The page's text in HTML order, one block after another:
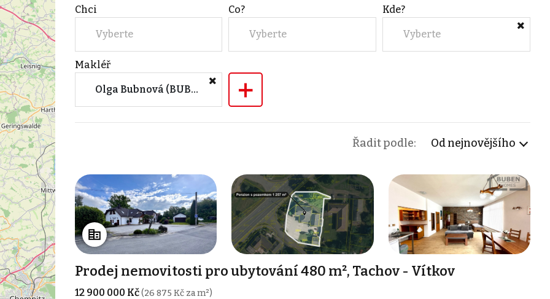
Chci
Vyberte
Co?
Vyberte
Kde?
Vyberte
Makléř
Olga Bubnová (BUBEN HOMES s.r.o.) +
Řadit podle: Od nejnovějšího
Prodej nemovitosti pro ubytování 480 m², Tachov - Vítkov
12 900 000 Kč(26 875 Kč za m²)